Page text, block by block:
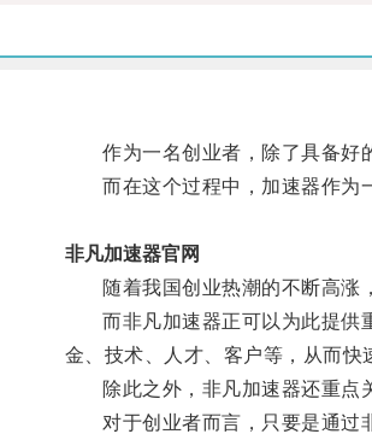
作为一名创业者，除了具备好的
而在这个过程中，加速器作为一
非凡加速器官网
随着我国创业热潮的不断高涨，
而非凡加速器正可以为此提供重
金、技术、人才、客户等，从而快
除此之外，非凡加速器还重点关
对于创业者而言，只要是通过非